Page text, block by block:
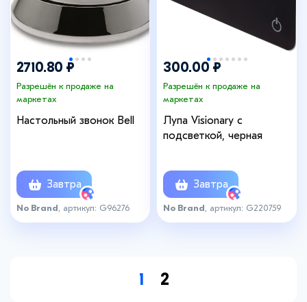
2710.80 ₽
Разрешён к продаже на
маркетах
Настольный звонок Bell
Завтра
No Brand , артикул: G96276
300.00 ₽
Разрешён к продаже на
маркетах
Лупа Visionary с
подсветкой, черная
Завтра
No Brand , артикул: G220759
1 2